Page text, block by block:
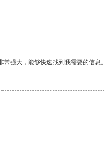
强大，能够快速找到我需要的信息。